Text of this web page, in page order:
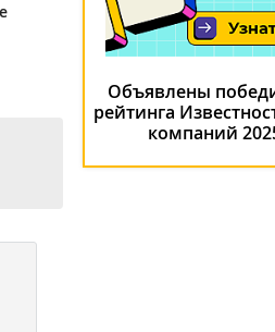
Объявлены
рейтинга
компаний